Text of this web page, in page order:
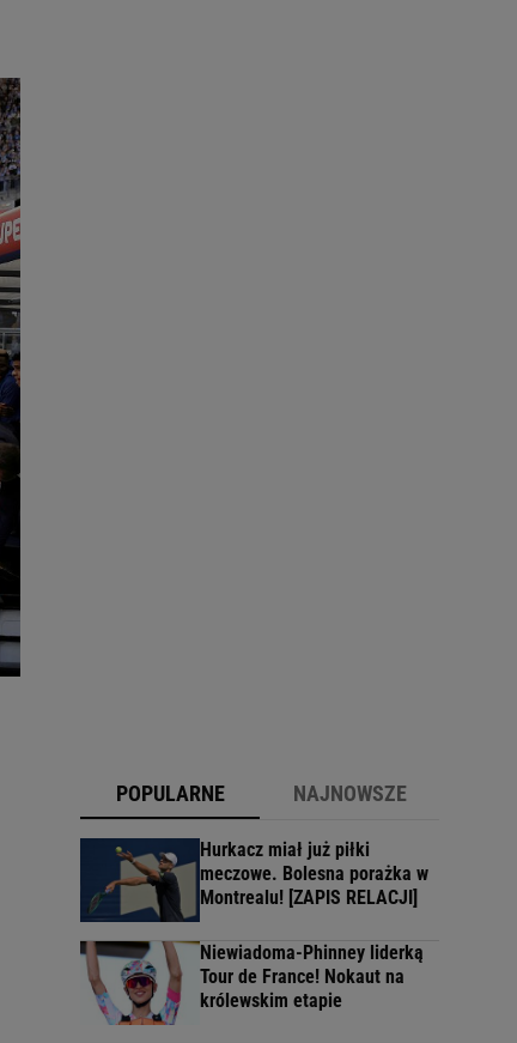
POPULARNE NAJNOWSZE
Hurkacz miał już piłki
meczowe. Bolesna porażka w
Montrealu! [ZAPIS RELACJI]
Niewiadoma-Phinney liderką
Tour de France! Nokaut na
królewskim etapie